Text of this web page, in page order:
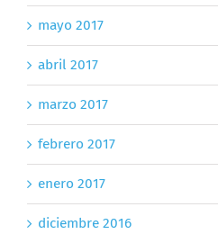
mayo 2017
abril 2017
marzo 2017
febrero 2017
enero 2017
diciembre 2016